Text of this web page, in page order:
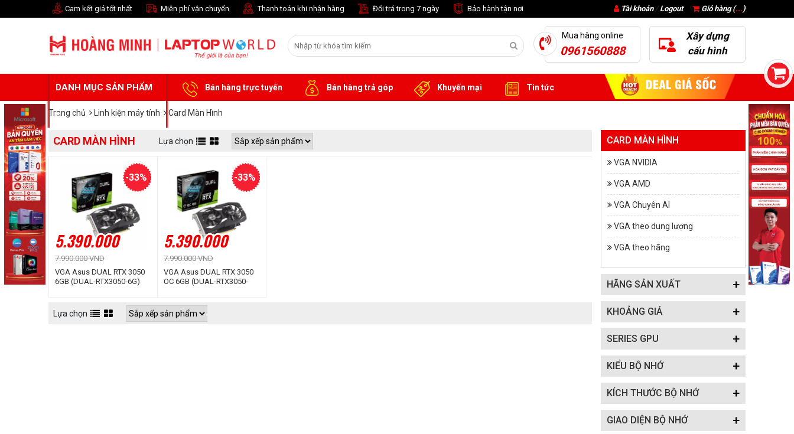
Cam kết giá tốt nhất Miễn phí vận chuyển Thanh toán khi nhận hàng Đổi trả trong 7 ngày Bảo hành tận nơi Giỏ hàng (...)
Tài khoản/ Logout
Mua hàng online
0961560888
Xây dựng
cấu hình
DANH MỤC SẢN PHẨM Bán hàng trực tuyến Bán hàng trả góp Khuyến mại Tin tức
Trang chủ Linh kiện máy tính Card Màn Hình
CARD MÀN HÌNH Lựa chọn
5.390.000
7.990.000 VND
-33%
VGA Asus DUAL RTX 3050
6GB (DUAL-RTX3050-6G)
5.390.000
7.990.000 VND
-33%
VGA Asus DUAL RTX 3050
OC 6GB (DUAL-RTX3050-
Lựa chọn
CARD MÀN HÌNH
VGA NVIDIA
VGA AMD
VGA Chuyên AI
VGA theo dung lượng
VGA theo hãng
HÃNG SẢN XUẤT +
KHOẢNG GIÁ +
SERIES GPU +
KIỂU BỘ NHỚ +
KÍCH THƯỚC BỘ NHỚ +
GIAO DIỆN BỘ NHỚ +